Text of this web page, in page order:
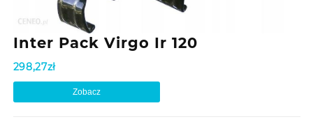
Inter Pack Virgo Ir 120
298,27zł
Zobacz